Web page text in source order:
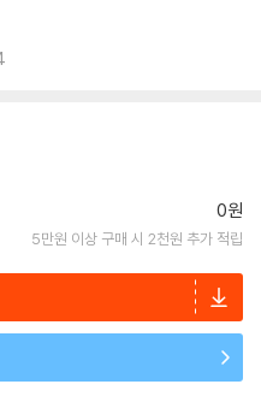
0원
5만원 이상 구매 시 2천원 추가 적립